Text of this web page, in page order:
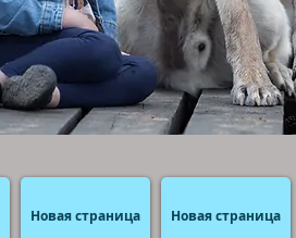
Новая страница Новая страница